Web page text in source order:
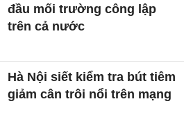
đầu mối trường công lập
trên cả nước
Hà Nội siết kiểm tra bút tiêm
giảm cân trôi nổi trên mạng